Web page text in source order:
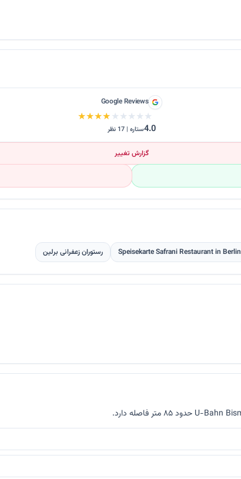
Google Reviews
★★★★★
★★★★★
4.0ستاره | 17 نظر
گزارش تغییر
Speisekarte Safrani Restaurant in Berlin رستوران زعفرانی برلین